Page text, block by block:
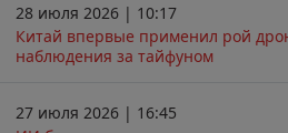
28 июля 2026 | 10:17
Китай впервые применил рой
наблюдения за тайфуном
27 июля 2026 | 16:45